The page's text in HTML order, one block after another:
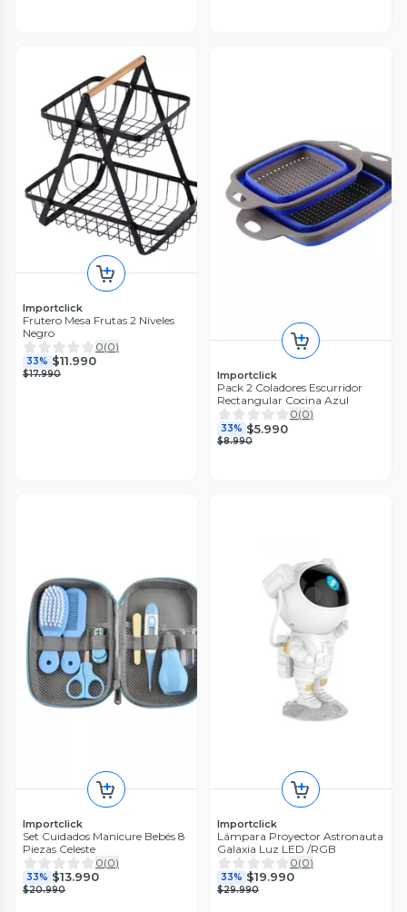
Importclick
Frutero Mesa Frutas 2 Niveles
Negro
0(0)
33% $11.990
$17.990 Importclick
Pack 2 Coladores Escurridor
Rectangular Cocina Azul
0(0)
33% $5.990
$8.990
Importclick
Set Cuidados Manicure Bebés 8
Piezas Celeste
0(0)
33% $13.990
$20.990
Importclick
Lámpara Proyector Astronauta
Galaxia Luz LED /RGB
0(0)
33% $19.990
$29.990